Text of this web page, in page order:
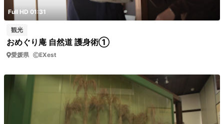
Full HD 01:31
観光
おめぐり庵 自然道 護身術①
愛媛県 EXest